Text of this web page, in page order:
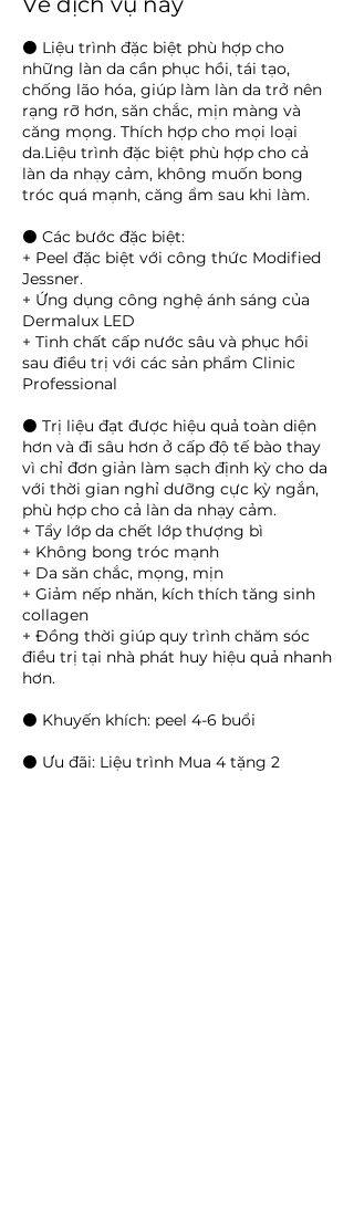
⚫ Liệu trình đặc biệt phù hợp cho
những làn da cần phục hồi, tái tạo,
chống lão hóa, giúp làm làn da trở nên
rạng rỡ hơn, săn chắc, mịn màng và
căng mọng. Thích hợp cho mọi loại
da.Liệu trình đặc biệt phù hợp cho cả
làn da nhạy cảm, không muốn bong
tróc quá mạnh, căng ẩm sau khi làm.
⚫ Các bước đặc biệt:​
+ Peel đặc biệt với công thức Modified
Jessner.
+ Ứng dụng công nghệ ánh sáng của
Dermalux LED
+ Tinh chất cấp nước sâu và phục hồi
sau điều trị với các sản phẩm Clinic
Professional
⚫ Trị liệu đạt được hiệu quả toàn diện
hơn và đi sâu hơn ở cấp độ tế bào thay
vì chỉ đơn giản làm sạch định kỳ cho da
với thời gian nghỉ dưỡng cực kỳ ngắn,
phù hợp cho cả làn da nhạy cảm.
+ Tẩy lớp da chết lớp thượng bì
+ Không bong tróc mạnh
+ Da săn chắc, mọng, mịn
+ Giảm nếp nhăn, kích thích tăng sinh
collagen
+ Đồng thời giúp quy trình chăm sóc
điều trị tại nhà phát huy hiệu quả nhanh
hơn.
⚫ Khuyến khích: peel 4-6 buổi
⚫ Ưu đãi: Liệu trình Mua 4 tặng 2